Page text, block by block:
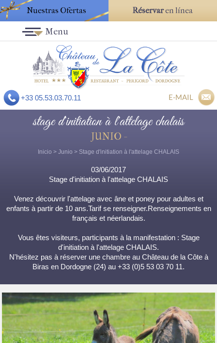
Nuestras Ofertas Réservaren línea
+33 05.53.03.70.11 E-MAIL
Menu
stage d'initiation à l'attelage chalais
JUNIO -
Inicio > Junio > Stage d'initiation à l'attelage CHALAIS
03/06/2017
Stage d'initiation à l'attelage CHALAIS
Venez découvrir l'attelage avec âne et poney pour adultes et
enfants à partir de 10 ans.Tarif se renseigner.Renseignements en
français et néerlandais.
Vous êtes visiteurs, participants à la manifestation : Stage
d'initiation à l'attelage CHALAIS.
N'hésitez pas à réserver une chambre au Château de la Côte à
Biras en Dordogne (24) au +33 (0)5 53 03 70 11.